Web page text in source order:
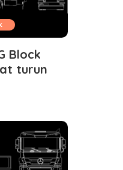
Block
turun